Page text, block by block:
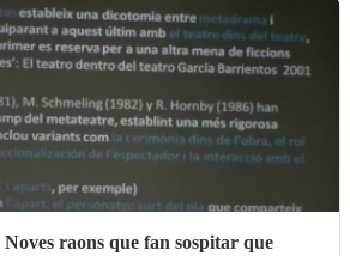
raons que fan sospitar que